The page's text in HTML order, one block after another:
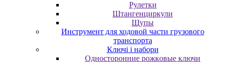
Рулетки
Штангенциркули
Щупы
Инструмент для ходовой части грузового
транспорта
Ключі і набори
Oднocтopoнниe poжкoвыe ключи